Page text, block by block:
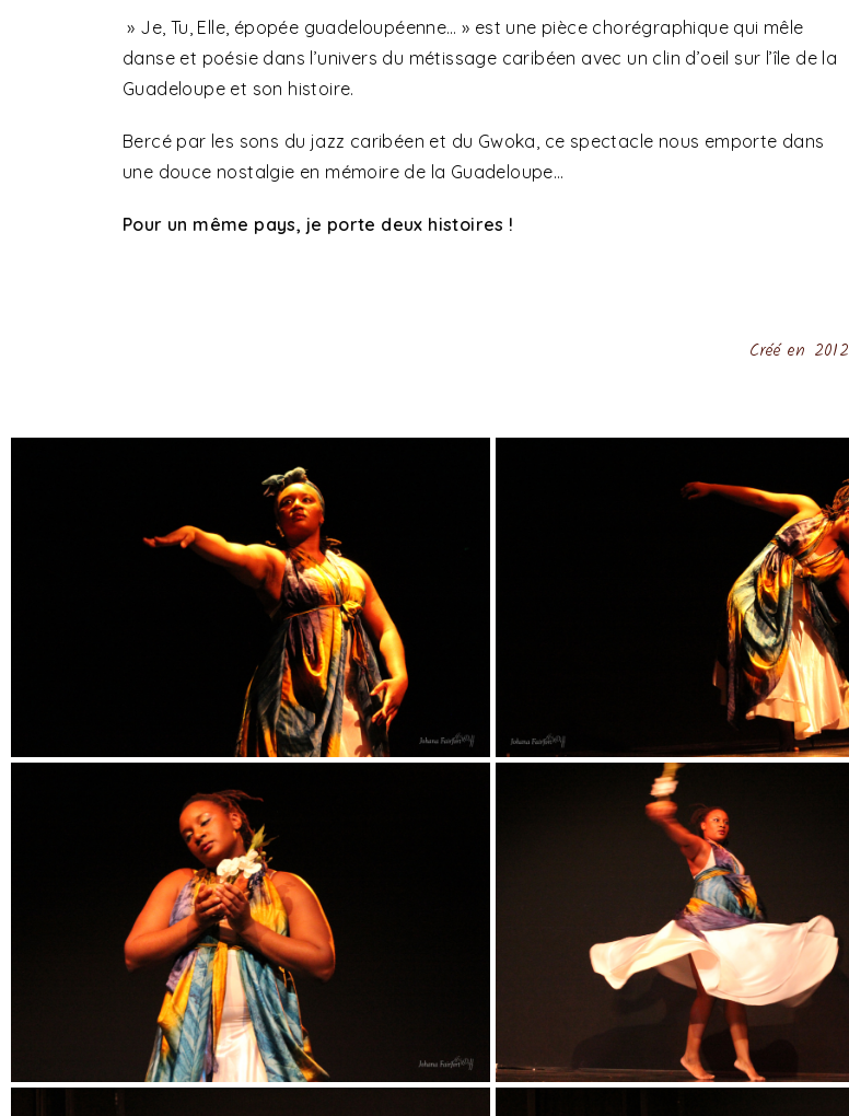
» Je, Tu, Elle, épopée guadeloupéenne… » est une pièce chorégraphique qui mêle
danse et poésie dans l’univers du métissage caribéen avec un clin d’oeil sur l’île de la
Guadeloupe et son histoire.
Bercé par les sons du jazz caribéen et du Gwoka, ce spectacle nous emporte dans
une douce nostalgie en mémoire de la Guadeloupe…
Pour un même pays, je porte deux histoires !
Créé en 2012